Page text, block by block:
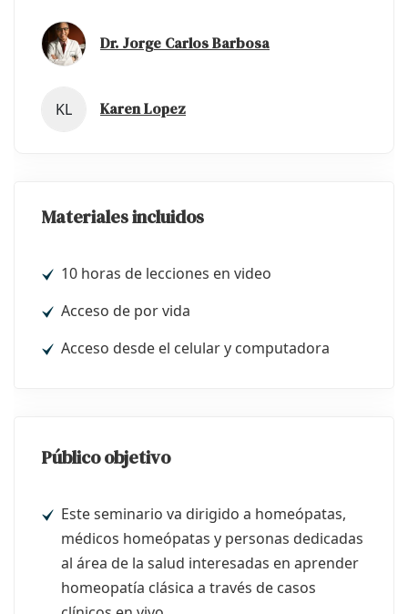
Dr. Jorge Carlos Barbosa
KL Karen Lopez
Materiales incluidos
10 horas de lecciones en video
Acceso de por vida
Acceso desde el celular y computadora
Público objetivo
Este seminario va dirigido a homeópatas,
médicos homeópatas y personas dedicadas
al área de la salud interesadas en aprender
homeopatía clásica a través de casos